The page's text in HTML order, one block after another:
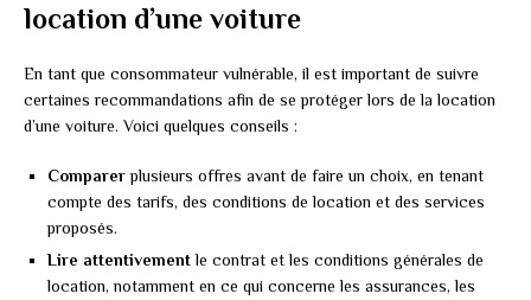
location d’une voiture
En tant que consommateur vulnérable, il est important de suivre
certaines recommandations afin de se protéger lors de la location
d’une voiture. Voici quelques conseils :
Comparerplusieurs offres avant de faire un choix, en tenant
compte des tarifs, des conditions de location et des services
proposés.
Lire attentivementle contrat et les conditions générales de
location, notamment en ce qui concerne les assurances, les